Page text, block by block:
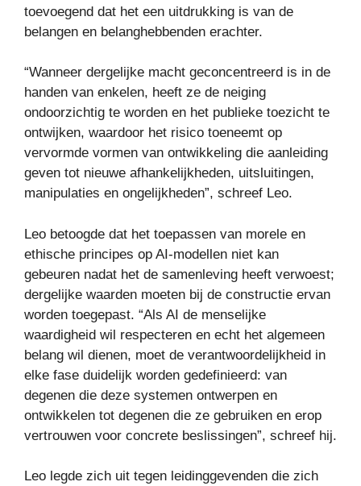
toevoegend dat het een uitdrukking is van de
belangen en belanghebbenden erachter.
“Wanneer dergelijke macht geconcentreerd is in de
handen van enkelen, heeft ze de neiging
ondoorzichtig te worden en het publieke toezicht te
ontwijken, waardoor het risico toeneemt op
vervormde vormen van ontwikkeling die aanleiding
geven tot nieuwe afhankelijkheden, uitsluitingen,
manipulaties en ongelijkheden”, schreef Leo.
Leo betoogde dat het toepassen van morele en
ethische principes op AI-modellen niet kan
gebeuren nadat het de samenleving heeft verwoest;
dergelijke waarden moeten bij de constructie ervan
worden toegepast. “Als AI de menselijke
waardigheid wil respecteren en echt het algemeen
belang wil dienen, moet de verantwoordelijkheid in
elke fase duidelijk worden gedefinieerd: van
degenen die deze systemen ontwerpen en
ontwikkelen tot degenen die ze gebruiken en erop
vertrouwen voor concrete beslissingen”, schreef hij.
Leo legde zich uit tegen leidinggevenden die zich